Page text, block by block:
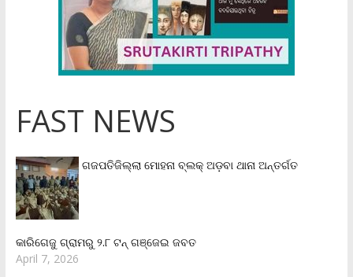
FAST NEWS
ଗଜପତିଜିଲ୍ଲା ମୋହନା ବ୍ଲକ୍‌ ଅଡ଼ବା ଥାନା ଅନ୍ତର୍ଗତ
କାରିଗେଜୁ ଗ୍ରାମରୁ ୨.୮ ଟନ୍ ଗଞ୍ଜେଇ ଜବତ
April 7, 2026